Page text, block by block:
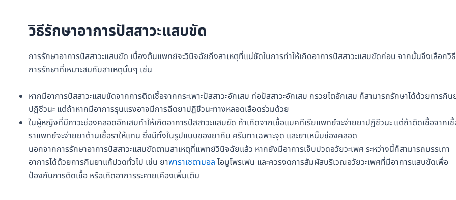
วิธีรักษาอาการปัสสาวะแสบขัด
การรักษาอาการปัสสาวะแสบขัด เบื้องต้นแพทย์จะวินิจฉัยถึงสาเหตุที่แน่ชัดในการทำให้เกิดอาการปัสสาวะแสบขัดก่อน จากนั้นจึงเลือกวิธี
การรักษาที่เหมาะสมกับสาเหตุนั้นๆ เช่น
หากมีอาการปัสสาวะแสบขัดจากการติดเชื้อจากกระเพาะปัสสาวะอักเสบ ท่อปัสสาวะอักเสบ กรวยไตอักเสบ ก็สามารถรักษาได้ด้วยการกิน
ปฏิชีวนะ แต่ถ้าหากมีอาการรุนแรงอาจมีการฉีดยาปฏิชีวนะทางหลอดเลือดร่วมด้วย
ในผู้หญิงที่มีภาวะช่องคลอดอักเสบทำให้เกิดอาการปัสสาวะแสบขัด ถ้าเกิดจากเชื้อแบคทีเรียแพทย์จะจ่ายยาปฏิชีวนะ แต่ถ้าติดเชื้อจากเ
ราแพทย์จะจ่ายยาต้านเชื้อราให้แทน ซึ่งมีทั้งในรูปแบบของยากิน ครีมทาเฉพาะจุด และยาเหน็บช่องคลอด
นอกจากการรักษาอาการปัสสาวะแสบขัดตามสาเหตุที่แพทย์วินิจฉัยแล้ว หากยังมีอาการเจ็บปวดอวัยวะเพศ ระหว่างนี้ก็สามารถบรรเทา
อาการได้ด้วยการกินยาแก้ปวดทั่วไป เช่น ยาพาราเซตามอล ไอบูโพรเฟน และควรงดการสัมผัสบริเวณอวัยวะเพศที่มีอาการแสบขัดเพื่อ
ป้องกันการติดเชื้อ หรือเกิดอาการระคายเคืองเพิ่มเติม